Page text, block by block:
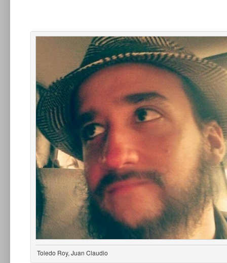
Toledo Roy, Juan Claudio